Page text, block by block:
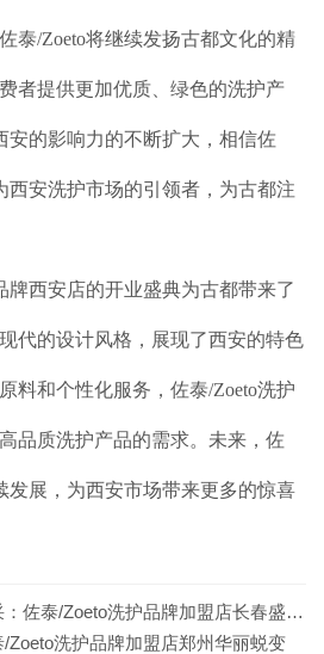
泰/Zoeto将继续发扬古都文化的精
者提供更加优质、绿色的洗护产
安的影响力的不断扩大，相信佐
西安洗护市场的引领者，为古都注
牌西安店的开业盛典为古都带来了
代的设计风格，展现了西安的特色
料和个性化服务，佐泰/Zoeto洗护
品质洗护产品的需求。未来，佐
发展，为西安市场带来更多的惊喜
泰/Zoeto洗护品牌加盟店长春盛大启幕
Zoeto洗护品牌加盟店郑州华丽蜕变